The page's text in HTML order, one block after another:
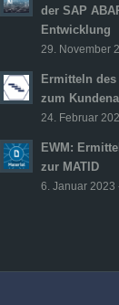
der SAP
Entwicklung
29. November
Ermitteln
zum
24. Februar
EWM:
zur MATID
6. Januar 2023